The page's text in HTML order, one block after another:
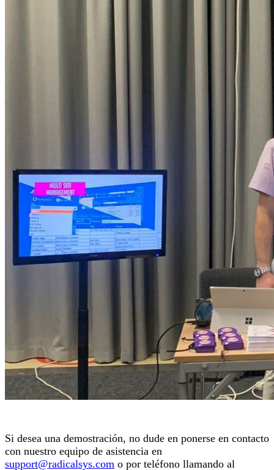
Si desea una demostración, no dude en ponerse en contacto
con nuestro equipo de asistencia en
support@radicalsys.com o por teléfono llamando al